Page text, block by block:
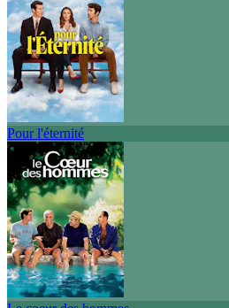
Pour l'éternité